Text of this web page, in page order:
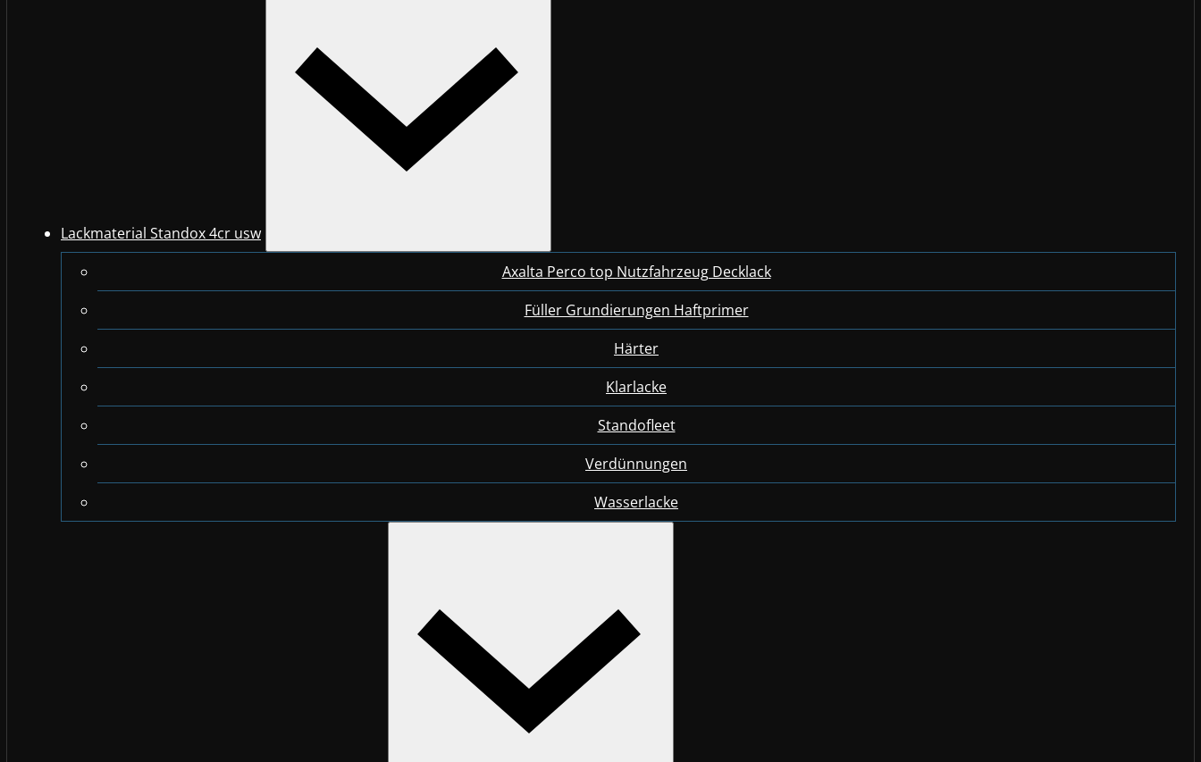
Lackmaterial Standox 4cr usw
Axalta Perco top Nutzfahrzeug Decklack
Füller Grundierungen Haftprimer
Härter
Klarlacke
Standofleet
Verdünnungen
Wasserlacke